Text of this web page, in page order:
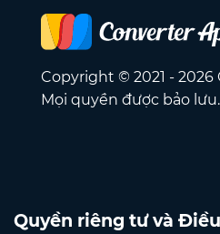
Copyright © 2021 - 2026
Mọi quyền được bảo lưu.
Quyền riêng tư và